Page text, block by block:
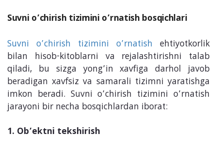
Suvni o’chirish tizimini o’rnatish bosqichlari
Suvni o’chirish tizimini o’rnatish ehtiyotkorlik
bilan hisob-kitoblarni va rejalashtirishni talab
qiladi, bu sizga yong’in xavfiga darhol javob
beradigan xavfsiz va samarali tizimni yaratishga
imkon beradi. Suvni o’chirish tizimini o’rnatish
jarayoni bir necha bosqichlardan iborat:
1. Ob’ektni tekshirish